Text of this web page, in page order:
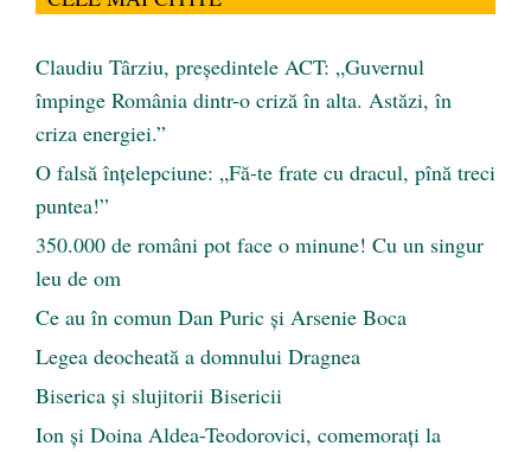
Claudiu Târziu, președintele ACT: „Guvernul
împinge România dintr-o criză în alta. Astăzi, în
criza energiei.”
O falsă înțelepciune: „Fă-te frate cu dracul, pînă treci
puntea!”
350.000 de români pot face o minune! Cu un singur
leu de om
Ce au în comun Dan Puric şi Arsenie Boca
Legea deocheată a domnului Dragnea
Biserica și slujitorii Bisericii
Ion și Doina Aldea-Teodorovici, comemorați la